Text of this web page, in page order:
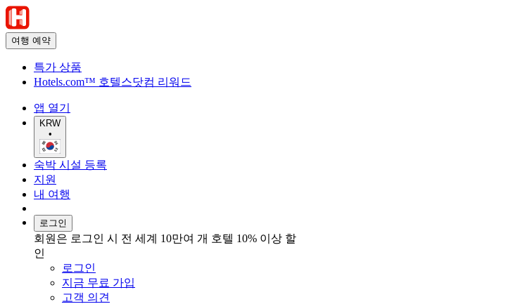
여행 예약
특가 상품
Hotels.com™ 호텔스닷컴 리워드
앱 열기
KRW
•
숙박 시설 등록
지원
내 여행
로그인
회원은 로그인 시 전 세계 10만여 개 호텔 10% 이상 할
인
로그인
지금 무료 가입
고객 의견